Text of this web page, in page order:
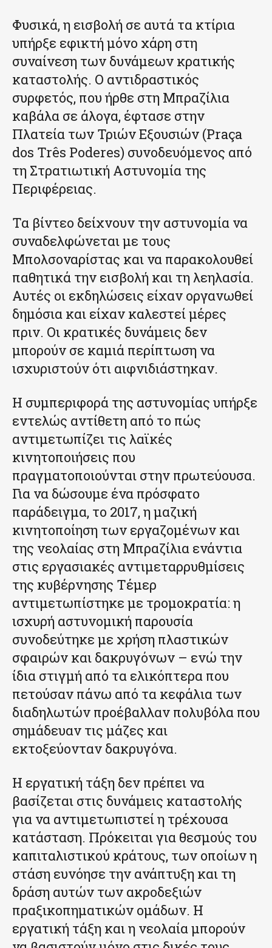
Φυσικά, η εισβολή σε αυτά τα κτίρια
υπήρξε εφικτή μόνο χάρη στη
συναίνεση των δυνάμεων κρατικής
καταστολής. Ο αντιδραστικός
συρφετός, που ήρθε στη Μπραζίλια
καβάλα σε άλογα, έφτασε στην
Πλατεία των Τριών Εξουσιών (Praça
dos Três Poderes) συνοδευόμενος από
τη Στρατιωτική Αστυνομία της
Περιφέρειας.
Τα βίντεο δείχνουν την αστυνομία να
συναδελφώνεται με τους
Μπολσοναρίστας και να παρακολουθεί
παθητικά την εισβολή και τη λεηλασία.
Αυτές οι εκδηλώσεις είχαν οργανωθεί
δημόσια και είχαν καλεστεί μέρες
πριν. Οι κρατικές δυνάμεις δεν
μπορούν σε καμιά περίπτωση να
ισχυριστούν ότι αιφνιδιάστηκαν.
Η συμπεριφορά της αστυνομίας υπήρξε
εντελώς αντίθετη από το πώς
αντιμετωπίζει τις λαϊκές
κινητοποιήσεις που
πραγματοποιούνται στην πρωτεύουσα.
Για να δώσουμε ένα πρόσφατο
παράδειγμα, το 2017, η μαζική
κινητοποίηση των εργαζομένων και
της νεολαίας στη Μπραζίλια ενάντια
στις εργασιακές αντιμεταρρυθμίσεις
της κυβέρνησης Τέμερ
αντιμετωπίστηκε με τρομοκρατία: η
ισχυρή αστυνομική παρουσία
συνοδεύτηκε με χρήση πλαστικών
σφαιρών και δακρυγόνων – ενώ την
ίδια στιγμή από τα ελικόπτερα που
πετούσαν πάνω από τα κεφάλια των
διαδηλωτών προέβαλλαν πολυβόλα που
σημάδευαν τις μάζες και
εκτοξεύονταν δακρυγόνα.
Η εργατική τάξη δεν πρέπει να
βασίζεται στις δυνάμεις καταστολής
για να αντιμετωπιστεί η τρέχουσα
κατάσταση. Πρόκειται για θεσμούς του
καπιταλιστικού κράτους, των οποίων η
στάση ευνόησε την ανάπτυξη και τη
δράση αυτών των ακροδεξιών
πραξικοπηματικών ομάδων. Η
εργατική τάξη και η νεολαία μπορούν